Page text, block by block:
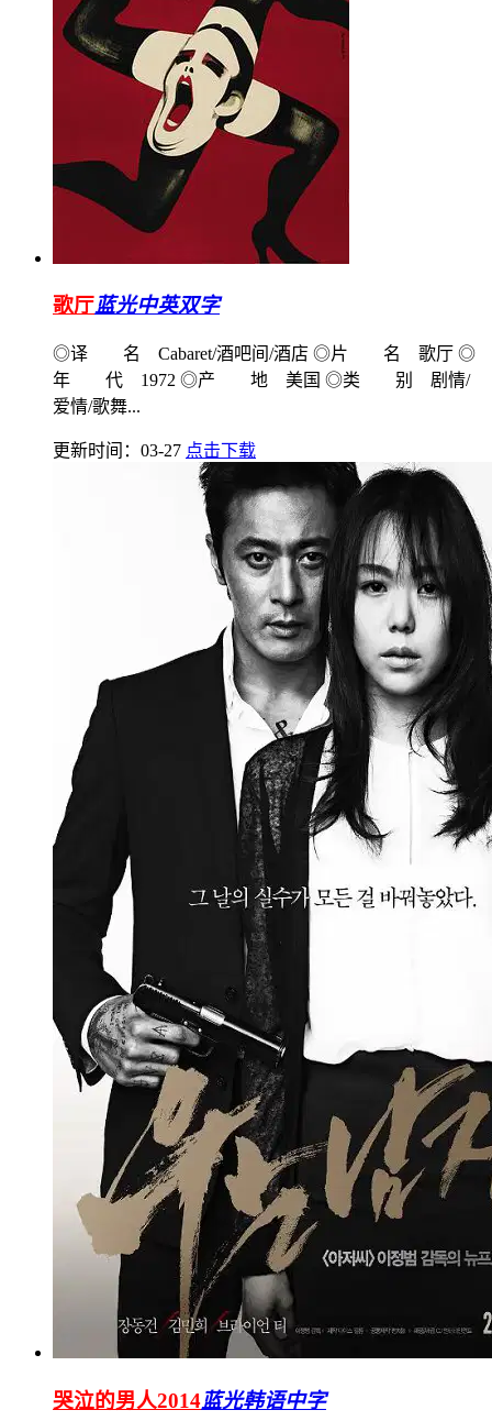
歌厅蓝光中英双字
◎译 名 Cabaret/酒吧间/酒店 ◎片 名 歌厅 ◎
年 代 1972 ◎产 地 美国 ◎类 别 剧情/
爱情/歌舞...
更新时间：03-27 点击下载
哭泣的男人2014蓝光韩语中字